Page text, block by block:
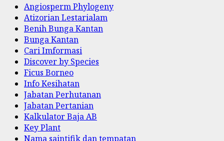
Angiosperm Phylogeny
Atizorian Lestarialam
Benih Bunga Kantan
Bunga Kantan
Cari Imformasi
Discover by Species
Ficus Borneo
Info Kesihatan
Jabatan Perhutanan
Jabatan Pertanian
Kalkulator Baja AB
Key Plant
Nama saintifik dan tempatan